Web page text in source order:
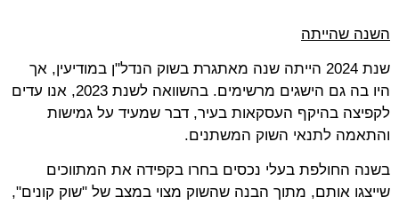
השנה שהייתה
שנת 2024 הייתה שנה מאתגרת בשוק הנדל"ן במודיעין, אך
היו בה גם הישגים מרשימים. בהשוואה לשנת 2023, אנו עדים
לקפיצה בהיקף העסקאות בעיר, דבר שמעיד על גמישות
והתאמה לתנאי השוק המשתנים.
בשנה החולפת בעלי נכסים בחרו בקפידה את המתווכים
שייצגו אותם, מתוך הבנה שהשוק מצוי במצב של "שוק קונים",